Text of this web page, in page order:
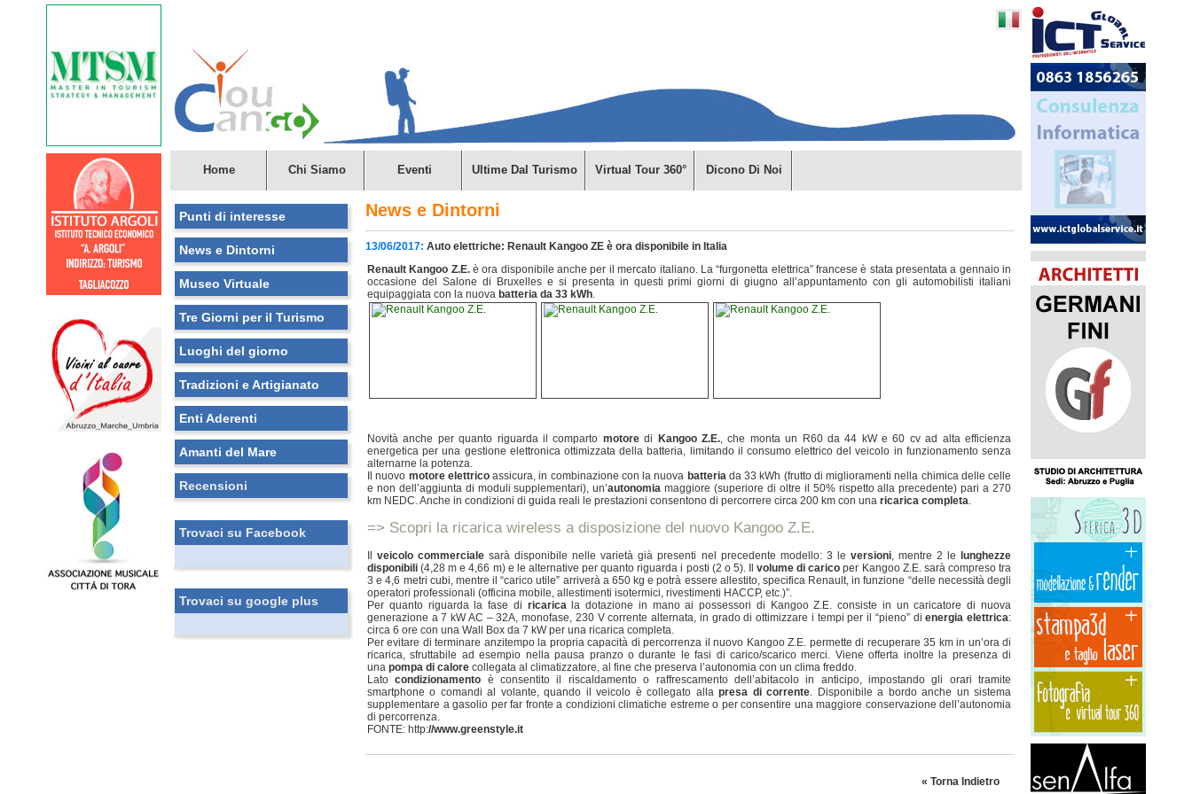
Home Chi Siamo Eventi Ultime Dal Turismo Virtual Tour 360° Dicono Di Noi
Punti di interesse
News e Dintorni
Museo Virtuale
Tre Giorni per il Turismo
Luoghi del giorno
Tradizioni e Artigianato
Enti Aderenti
Amanti del Mare
Recensioni
Trovaci su Facebook
Trovaci su google plus
News e Dintorni
13/06/2017: Auto elettriche: Renault Kangoo ZE è ora disponibile in Italia
Renault Kangoo Z.E.è ora disponibile anche per il mercato italiano. La “furgonetta elettrica” francese è stata presentata a gennaio in
occasione del Salone di Bruxelles e si presenta in questi primi giorni di giugno all’appuntamento con gli automobilisti italiani
equipaggiata con la nuova batteria da 33 kWh.
Novità anche per quanto riguarda il comparto motoredi Kangoo Z.E., che monta un R60 da 44 kW e 60 cv ad alta efficienza
energetica per una gestione elettronica ottimizzata della batteria, limitando il consumo elettrico del veicolo in funzionamento senza
alternarne la potenza.
Il nuovo motore elettricoassicura, in combinazione con la nuova batteriada 33 kWh (frutto di miglioramenti nella chimica delle celle
e non dell’aggiunta di moduli supplementari), un’autonomia maggiore (superiore di oltre il 50% rispetto alla precedente) pari a 270
km NEDC. Anche in condizioni di guida reali le prestazioni consentono di percorrere circa 200 km con una ricarica completa.
=> Scopri la ricarica wireless a disposizione del nuovo Kangoo Z.E.
Ilveicolo commerciale sarà disponibile nelle varietà già presenti nel precedente modello: 3 le versioni, mentre 2 le
lunghezze
disponibili (4,28 m e 4,66 m) e le alternative per quanto riguarda i posti (2 o 5). Ilvolume di carico per Kangoo Z.E. sarà compreso tra
3 e 4,6 metri cubi, mentre il “carico utile” arriverà a 650 kg e potrà essere allestito, specifica Renault, in funzione “delle necessità degli
operatori professionali (officina mobile, allestimenti isotermici, rivestimenti HACCP, etc.)”.
Per quanto riguarda la fase di ricaricala dotazione in mano ai possessori di Kangoo Z.E. consiste in un caricatore di nuova
generazione a 7 kW AC – 32A, monofase, 230 V corrente alternata, in grado di ottimizzare i tempi per il “pieno” dienergia elettrica:
circa 6 ore con una Wall Box da 7 kW per una ricarica completa.
Per evitare di terminare anzitempo la propria capacità di percorrenza il nuovo Kangoo Z.E. permette di recuperare 35 km in un’ora di
ricarica, sfruttabile ad esempio nella pausa pranzo o durante le fasi di carico/scarico merci. Viene offerta inoltre la presenza di
una pompa di calore collegata al climatizzatore, al fine che preserva l’autonomia con un clima freddo.
Latocondizionamento è consentito il riscaldamento o raffrescamento dell’abitacolo in anticipo, impostando gli orari tramite
smartphone o comandi al volante, quando il veicolo è collegato allapresa di corrente. Disponibile a bordo anche un sistema
supplementare a gasolio per far fronte a condizioni climatiche estreme o per consentire una maggiore conservazione dell’autonomia
di percorrenza.
FONTE: http://www.greenstyle.it
« Torna Indietro